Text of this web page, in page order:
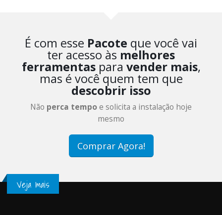
É com esse Pacote que você vai
ter acesso às melhores
ferramentaspara vender mais,
mas é você quem tem que
descobrir isso
Não perca tempoe solicita a instalação hoje
mesmo
Comprar Agora!
Veja mais